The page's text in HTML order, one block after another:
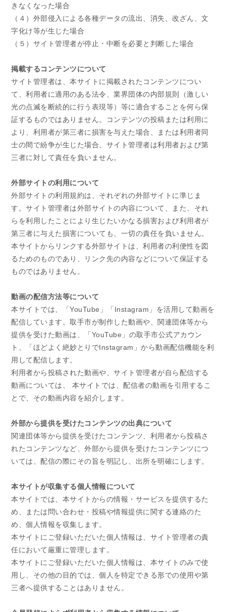
きなくなった場合
（４）外部侵入による各種データの流出、消失、改ざん、文
字化け等が生じた場合
（５）サイト管理者が停止・中断を必要と判断した場合
掲載するコンテンツについて
サイト管理者は、本サイトに掲載されたコンテンツについ
て、利用者に適用のある法令、業界団体の内部規則（激しい
光の点滅を断続的に行う表現等）等に適合することを何ら保
証するものではありません。コンテンツの投稿または利用に
より、利用者が第三者に損害を与えた場合、または利用者同
士の間で紛争が生じた場合、サイト管理者は利用者および第
三者に対して責任を負いません。
外部サイトの利用について
外部サイトの利用規約は、それぞれの外部サイトに準じま
す。サイト管理者は外部サイトの内容について、また、それ
らを利用したことにより生じたいかなる損害および利用者が
第三者に与えた損害についても、一切の責任を負いません。
本サイトからリンクする外部サイトは、利用者の利便性を図
るためのものであり、リンク先の内容などについて保証する
ものではありません。
動画の配信方法等について
本サイトでは、「YouTube」「Instagram」を活用して動画を
配信しています。取手市が制作した動画や、関連団体等から
提供を受けた動画は、「YouTube」の取手市公式アカウン
ト、「ほどよく絶妙とりでInstagram」から動画配信機能を利
用して配信します。
利用者から投稿された動画や、サイト管理者が自ら配信する
動画については、 本サイトでは、配信者の動画を引用するこ
とで、その動画内容を紹介します。
外部から提供を受けたコンテンツの出典について
関連団体等から提供を受けたコンテンツ、利用者から投稿さ
れたコンテンツなど、外部から提供を受けたコンテンツにつ
いては、配信の際にその旨を明記し、出所を明確にします。
本サイトが収集する個人情報について
本サイトでは、本サイトからの情報・サービスを提供するた
め、または問い合わせ・投稿や情報提供に関する連絡のた
め、個人情報を収集します。
本サイトにご登録いただいた個人情報は、サイト管理者の責
任において厳重に管理します。
本サイトにご登録いただいた個人情報は、本サイトのみで使
用し、その他の目的では、個人を特定できる形での使用や第
三者へ提供することはありません。